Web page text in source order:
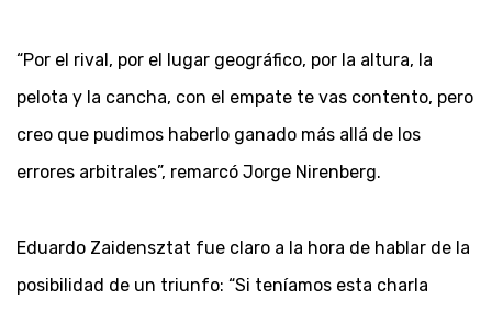
“Por el rival, por el lugar geográfico, por la altura, la
pelota y la cancha, con el empate te vas contento, pero
creo que pudimos haberlo ganado más allá de los
errores arbitrales”, remarcó Jorge Nirenberg.
Eduardo Zaidensztat fue claro a la hora de hablar de la
posibilidad de un triunfo: “Si teníamos esta charla